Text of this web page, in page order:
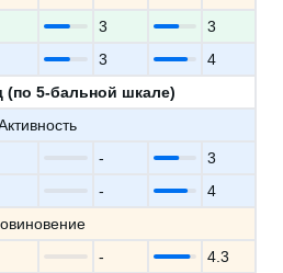
3
3
3
4
5-бальной шкале)
-
3
-
4
-
4.3